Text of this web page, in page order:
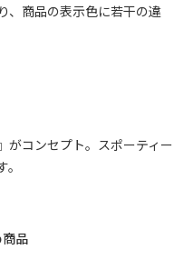
、商品の表示色に若干の違
がコンセプト。スポーティー
品